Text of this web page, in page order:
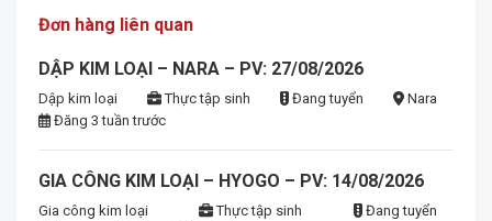
Đơn hàng liên quan
DẬP KIM LOẠI – NARA – PV: 27/08/2026
Dập kim loại Thực tập sinh Đang tuyển
Nara
Đăng 3 tuần trước
GIA CÔNG KIM LOẠI – HYOGO – PV: 14/08/2026
Gia công kim loại Thực tập sinh
Đang tuyển